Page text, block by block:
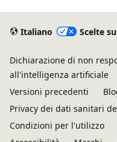
Italiano Scelte
Dichiarazione di non
all'intelligenza artificiale
Versioni precedenti
Privacy dei dati sanitari
Condizioni per l'utilizzo